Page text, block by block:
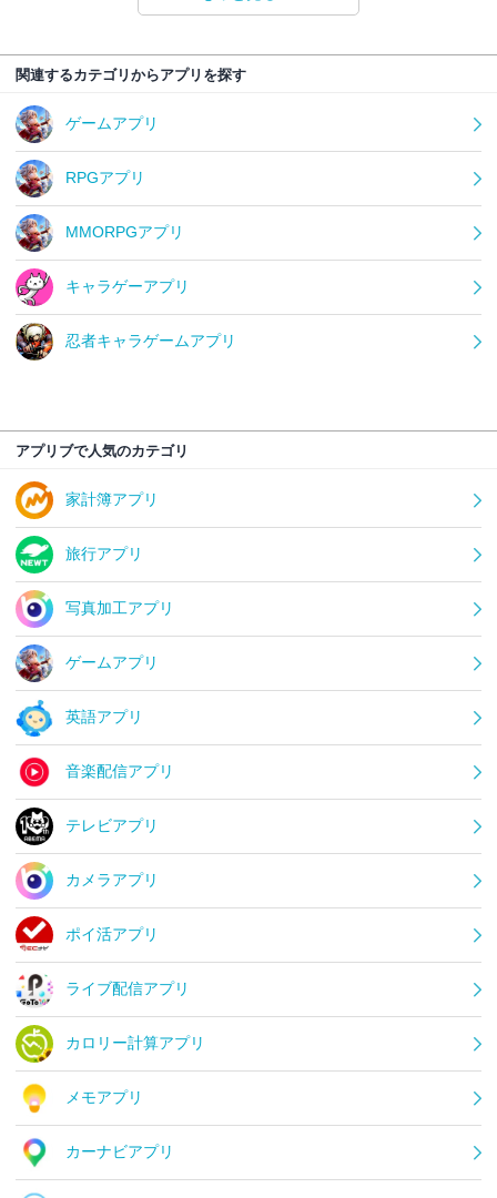
関連するカテゴリからアプリを探す
ゲームアプリ
RPGアプリ
MMORPGアプリ
キャラゲーアプリ
忍者キャラゲームアプリ
アプリブで人気のカテゴリ
家計簿アプリ
旅行アプリ
写真加工アプリ
ゲームアプリ
英語アプリ
音楽配信アプリ
テレビアプリ
カメラアプリ
ポイ活アプリ
ライブ配信アプリ
カロリー計算アプリ
メモアプリ
カーナビアプリ